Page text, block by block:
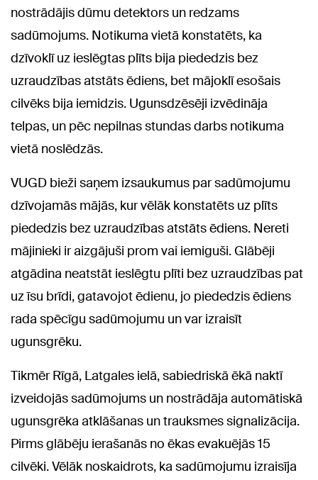
nostrādājis dūmu detektors un redzams
sadūmojums. Notikuma vietā konstatēts, ka
dzīvoklī uz ieslēgtas plīts bija piededzis bez
uzraudzības atstāts ēdiens, bet mājoklī esošais
cilvēks bija iemidzis. Ugunsdzēsēji izvēdināja
telpas, un pēc nepilnas stundas darbs notikuma
vietā noslēdzās.
VUGD bieži saņem izsaukumus par sadūmojumu
dzīvojamās mājās, kur vēlāk konstatēts uz plīts
piededzis bez uzraudzības atstāts ēdiens. Nereti
mājinieki ir aizgājuši prom vai iemiguši. Glābēji
atgādina neatstāt ieslēgtu plīti bez uzraudzības pat
uz īsu brīdi, gatavojot ēdienu, jo piededzis ēdiens
rada spēcīgu sadūmojumu un var izraisīt
ugunsgrēku.
Tikmēr Rīgā, Latgales ielā, sabiedriskā ēkā naktī
izveidojās sadūmojums un nostrādāja automātiskā
ugunsgrēka atklāšanas un trauksmes signalizācija.
Pirms glābēju ierašanās no ēkas evakuējās 15
cilvēki. Vēlāk noskaidrots, ka sadūmojumu izraisīja